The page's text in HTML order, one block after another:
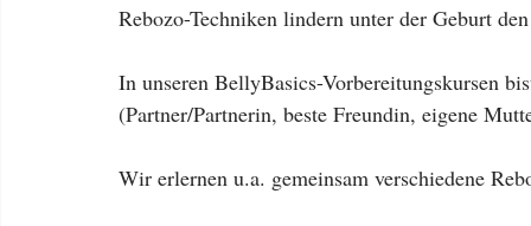
Rebozo-Techniken lindern unter der Geburt
In unseren BellyBasics-Vorbereitungskursen
(Partner/Partnerin, beste Freundin, eigene
Wir erlernen u.a. gemeinsam verschiedene